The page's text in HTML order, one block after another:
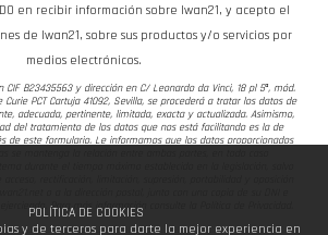
en recibir información sobre Iwan21, y acepto el
de Iwan21, sobre sus productos y/o servicios por
medios electrónicos.
CIF B23435563 y dirección en C/ Leonardo da Vinci, 18 pl 5ª, mód.
Curie PCT Cartuja 41092, Sevilla, se procederá a tratar los datos de
adecuada, pertinente, limitada, exacta y actualizada. Asimismo,
del tratamiento de los datos que nos está facilitando es la de
de este formulario. Le informamos que los datos proporcionados
Para más información consulte la
POLÍTICA DE COOKIES
y de terceros para darte la mejor experiencia en